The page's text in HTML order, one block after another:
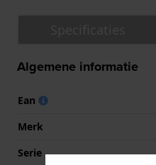
Algemene informatie
Ean
Merk
Serie